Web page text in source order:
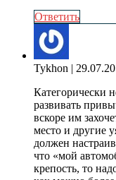
Ответить
Tykhon |
Категорически
развивать
вскоре им
место и другие
должен
что «мой
крепость, то